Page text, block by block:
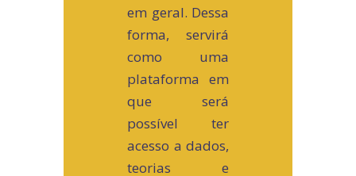
em geral. Dessa
forma, servirá
como uma
plataforma em
que será
possível ter
acesso a dados,
teorias e